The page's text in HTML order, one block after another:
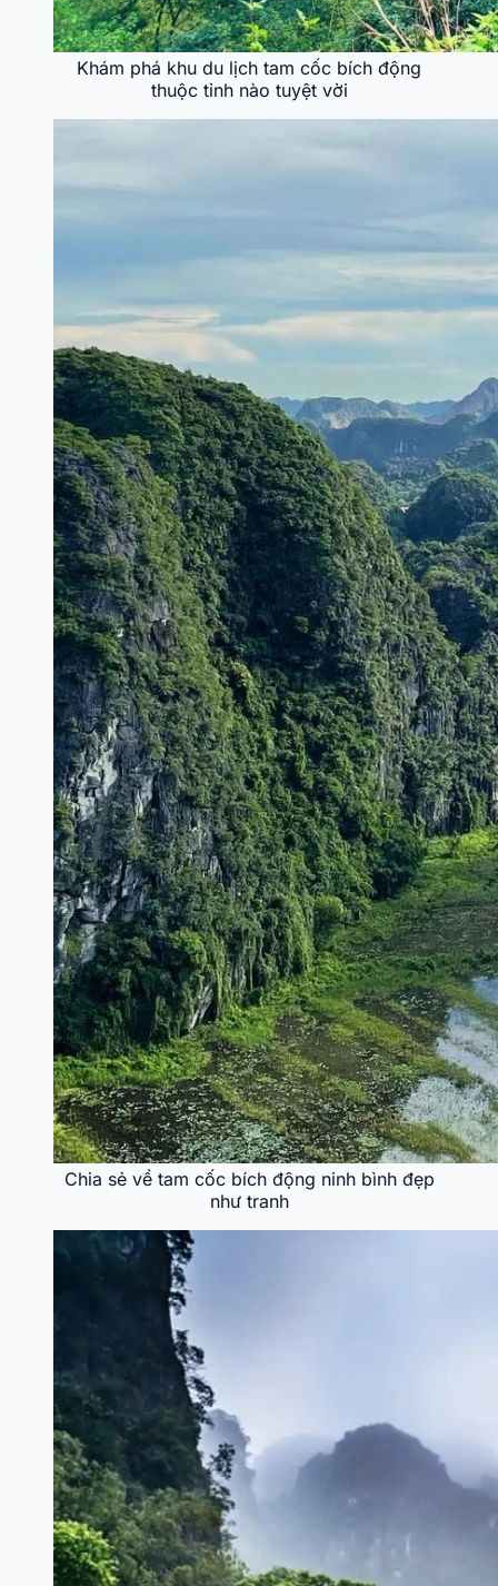
Khám phá khu du lịch tam cốc bích động
thuộc tỉnh nào tuyệt vời
Chia sẻ về tam cốc bích động ninh bình đẹp
như tranh